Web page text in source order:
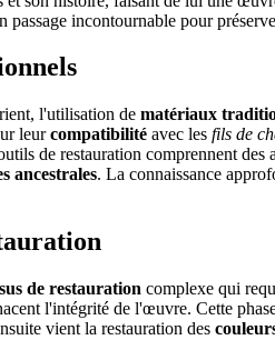
passage incontournable pour
l'utilisation de matériaux
leurcompatibilité avec les fils de
de restauration comprennent
ancestrales. La connaissance
de restauration complexe qui
l'intégrité de l'œuvre. Cette
vient la restauration des